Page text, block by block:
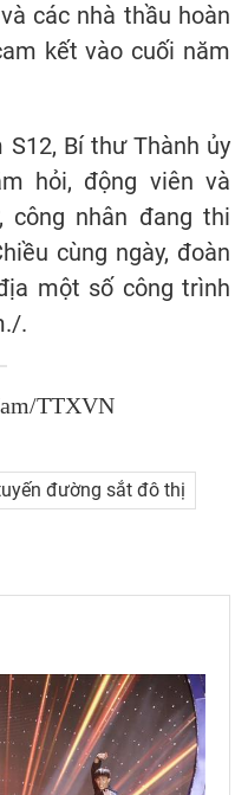
các nhà thầu hoàn
kết vào cuối năm
Bí thư Thành ủy
hỏi, động viên và
công nhân đang thi
cùng ngày, đoàn
một số công trình
.
TTXVN
đường sắt đô thị